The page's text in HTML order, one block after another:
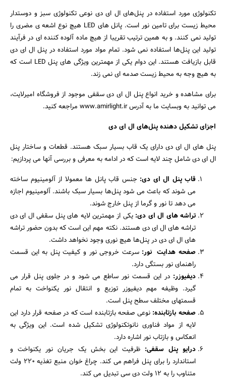
جستجو
تکنولوژی مورد استفاده در پنل‌های ال ای دی نوعی تکنولوژی سبز و دوستدار
محیط زیست برای تامین نور است. پانل های LED هیچ نوع اشعه ی مضری را
تولید نمی کنند. و به همین ترتیب تقریبا از هیچ ماده آلوده کننده ای در فرآیند
تولید این پنل‌ها استفاده نمی شود. تمام مواد مورد استفاده در پنل ال ای دی
قابل بازیافت هستند. این دوام یکی از مهمترین ویژگی های پنل LED است که
به هیچ وجه به محیط زیست صدمه ای نمی زند.
برای مشاهده و خرید انواع پنل ال ای دی سقفی موجود از فروشگاه امیرلایت،
می توانید به وبسایت ما به آدرس www.amirlight.ir مراجعه کنید.
اجزای تشکیل دهنده پنل‌های ال ای دی
پنل های ال ای دی دارای یک قاب بسیار سبک هستند. قطعات و ساختار پنل
ال ای دی شامل چند لایه است که در ادامه به معرفی و بررسی آنها می پردازیم:
قاب پنل ال ای دی: جنس قاب پانل ها معمولا از آلومینیوم ساخته
می شوند که باعث می شود پنل‌ها بسیار سبک باشند. آلومینیوم اجازه
می دهد تا نور و گرما از پنل خارج شوند.
تراشه های ال ای دی: یکی از مهمترین لایه های پنل سقفی ال ای دی
تراشه های ال ای دی هستند. نکته مهم این است که بدون حضور تراشه
های ال ای دی در پنل‌ها هیچ نوری وجود نخواهد داشت.
صفحه هدایت نور: سرعت خروجی نور و کیفیت پنل به این قسمت
راهنمای نور بستگی دارد.
دیفیوزر: در این قسمت نور ساطع می شود و در جلوی پنل قرار می
گیرد. وظیفه مهم دیفیوزر توزیع و انتقال نور یکنواخت به تمام
قسمتهای مختلف سطح پنل است.
صفحه بازتابنده: نوعی صفحه بازتابنده است که در صفحه قرار دارد این
لایه از مواد فناوری نانوتکنولوژی تشکیل شده است. این ویژگی به
انعکاس و بازتاب نور اشاره دارد.
درایو پنل سقفی: ظرفیت این بخش یک جریان نور یکنواخت و
استاندارد را برای پنل فراهم می کند. چراغ خوان منبع تغذیه 220 ولت
متناوب را به 12 ولت دی سی تبدیل می کند.